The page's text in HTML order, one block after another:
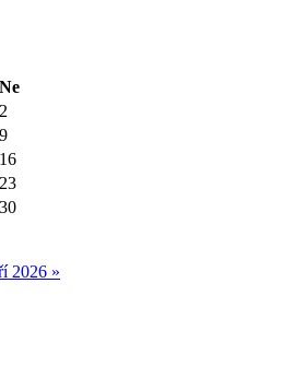
Ne
2
9
16
23
30
2026 »